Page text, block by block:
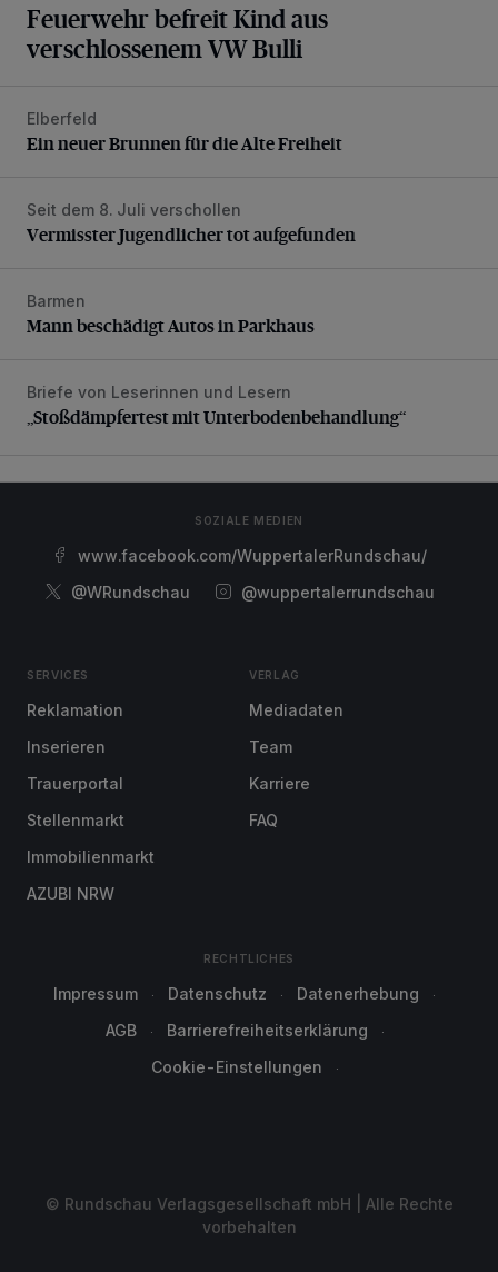
Feuerwehr befreit Kind aus
verschlossenem VW Bulli
Ein neuer Brunnen für die Alte Freiheit
Elberfeld
Ein neuer Brunnen für die Alte Freiheit
Vermisster Jugendlicher tot aufgefunden
Seit dem 8. Juli verschollen
Vermisster Jugendlicher tot aufgefunden
Mann beschädigt Autos in Parkhaus
Barmen
Mann beschädigt Autos in Parkhaus
„Stoßdämpfertest mit Unterbodenbehandlung“
Briefe von Leserinnen und Lesern
„Stoßdämpfertest mit Unterbodenbehandlung“
SOZIALE MEDIEN
www.facebook.com/WuppertalerRundschau/
@WRundschau
@wuppertalerrundschau
SERVICES
Reklamation
Inserieren
Trauerportal
Stellenmarkt
Immobilienmarkt
AZUBI NRW
VERLAG
Mediadaten
Team
Karriere
FAQ
RECHTLICHES
Impressum Datenschutz
Datenerhebung
AGB
Barrierefreiheitserklärung
Cookie-Einstellungen
© Rundschau Verlagsgesellschaft mbH | Alle Rechte
vorbehalten